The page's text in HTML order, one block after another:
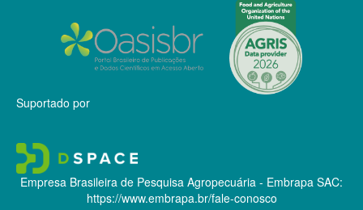
Suportado por
Empresa Brasileira de Pesquisa Agropecuária - Embrapa SAC:
https://www.embrapa.br/fale-conosco